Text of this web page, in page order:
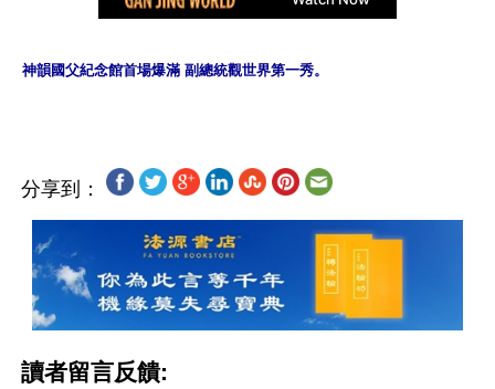
神韻國父紀念館首場爆滿 副總統觀世界第一秀。
分享到：
讀者留言反饋: